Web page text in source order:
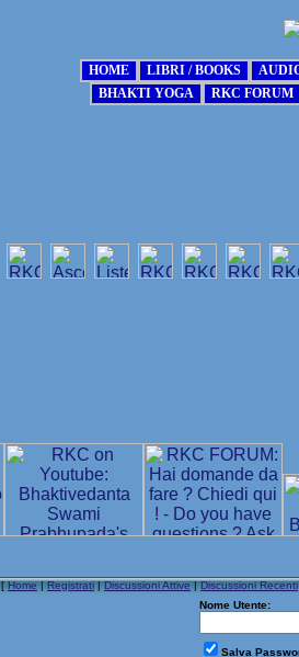
[Home|Registrati|Discussioni Attive|Discussioni Recenti
Nome Utente:
Salva